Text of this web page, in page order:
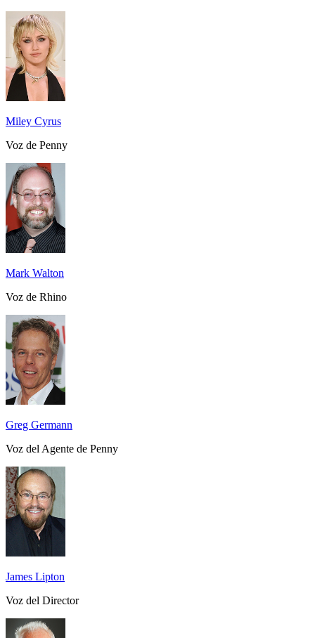
Miley Cyrus
Voz de Penny
Mark Walton
Voz de Rhino
Greg Germann
Voz del Agente de Penny
James Lipton
Voz del Director